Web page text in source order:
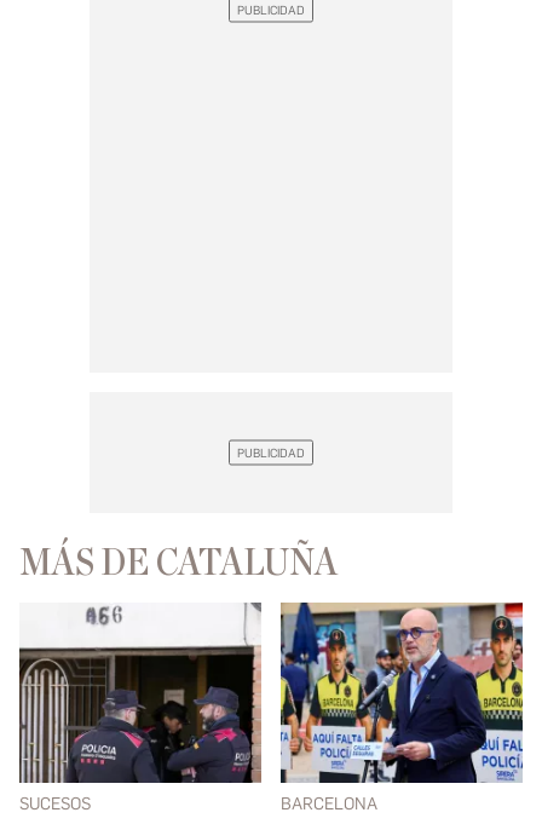
MÁS DE CATALUÑA
SUCESOS BARCELONA